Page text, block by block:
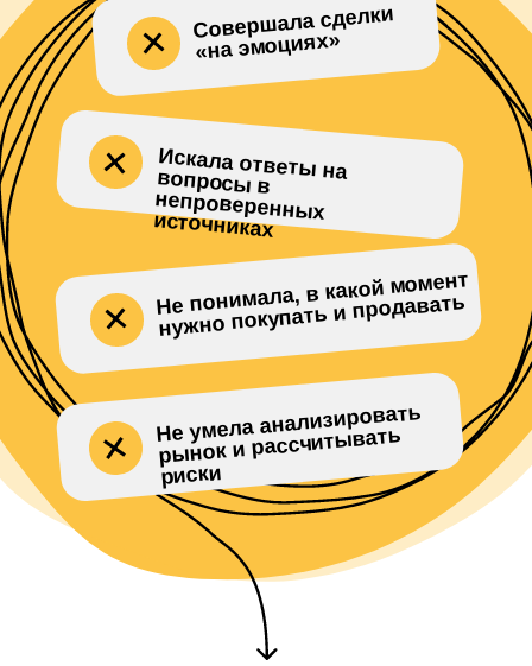
Не умела анализировать
рынок и раcсчитывать
риски
Искала ответы на
вопросы в
непроверенных
источниках
Совершала сделки
«на эмоциях»
Не понимала, в какой момент
нужно покупать и продавать